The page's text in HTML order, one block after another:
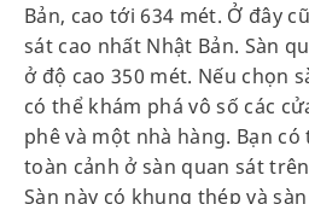
Bản, cao tới 634 mét. Ở đây
sát cao nhất Nhật Bản. Sàn
ở độ cao 350 mét. Nếu chọn
có thể khám phá vô số các
phê và một nhà hàng. Bạn
toàn cảnh ở sàn quan sát
Sàn này có khung thép và